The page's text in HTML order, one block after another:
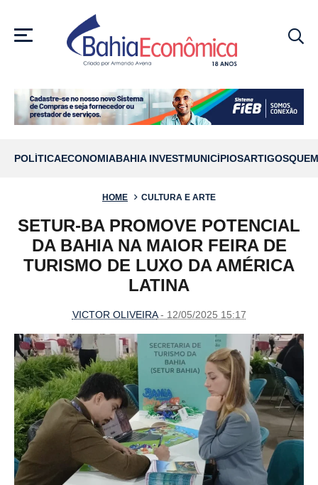
MENU
POLÍTICAECONOMIABAHIA INVESTMUNICÍPIOSARTIGOS
HOME CULTURA E ARTE
SETUR-BA PROMOVE POTENCIAL
DA BAHIA NA MAIOR FEIRA DE
TURISMO DE LUXO DA AMÉRICA
LATINA
VICTOR OLIVEIRA- 12/05/2025 15:17